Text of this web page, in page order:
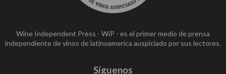
Wine Independent Press - WiP - es el primer medio de prensa
independiente de vinos de latinoamerica auspiciado por sus lectores.
Síguenos